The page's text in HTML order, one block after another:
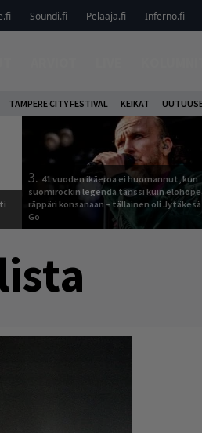
Soundi.fi Pelaaja.fi Inferno.fi
TAMPERE CITY FESTIVAL KEIKAT
3. 41 vuoden ikäeroa ei huomannut, kun
suomirockin legenda tanssi kuin
räppäri konsanaan – tällainen oli Jytäkesä
Go